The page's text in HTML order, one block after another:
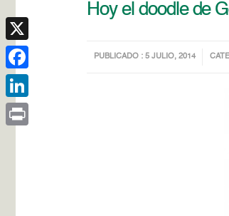
Hoy el doodle de
PUBLICADO : 5 JULIO, 2014
X
Facebook
LinkedIn